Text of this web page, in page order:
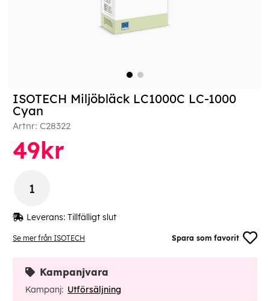
Se mer från ISOTECH Spara som favorit
ISOTECH Miljöbläck LC1000C LC-1000
Cyan
Artnr: C28322
49kr
Leverans: Tillfälligt slut
Kampanjvara
Kampanj: Utförsäljning